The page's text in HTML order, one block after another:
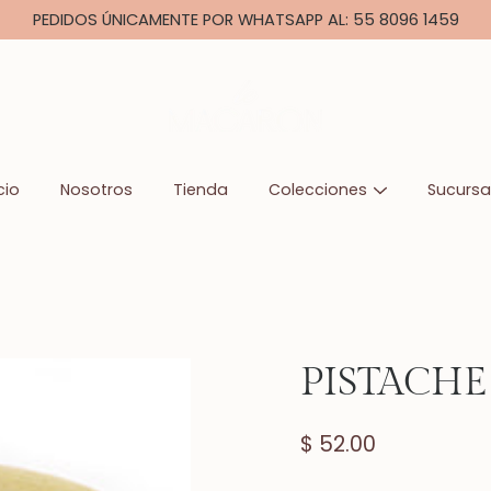
PEDIDOS ÚNICAMENTE POR WHATSAPP AL: 55 8096 1459
Nosotros Tienda Colecciones
PISTACHE
$ 52.00